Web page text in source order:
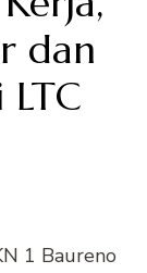
dan
1 Baureno